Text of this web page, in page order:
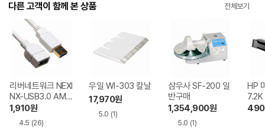
다른 고객이 함께 본 상품 전체보기
리버네트워크 NEXI
NX-USB3.0 AM-
AF 3m
1,910원
4.5 (26)
우일 WI-303 칼날
17,970원
5.0 (1)
삼우사 SF-200 일
반구매
1,354,900원
5.0 (1)
HP
4-